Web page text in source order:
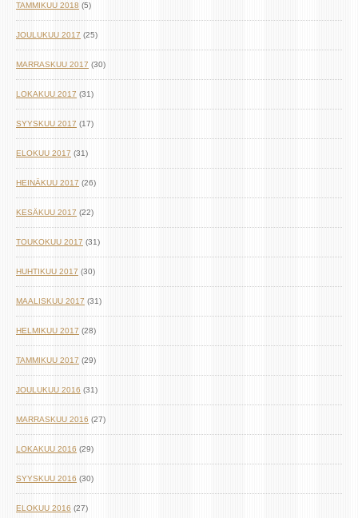
TAMMIKUU 2018 (5)
JOULUKUU 2017 (25)
MARRASKUU 2017 (30)
LOKAKUU 2017 (31)
SYYSKUU 2017 (17)
ELOKUU 2017 (31)
HEINÄKUU 2017 (26)
KESÄKUU 2017 (22)
TOUKOKUU 2017 (31)
HUHTIKUU 2017 (30)
MAALISKUU 2017 (31)
HELMIKUU 2017 (28)
TAMMIKUU 2017 (29)
JOULUKUU 2016 (31)
MARRASKUU 2016 (27)
LOKAKUU 2016 (29)
SYYSKUU 2016 (30)
ELOKUU 2016 (27)